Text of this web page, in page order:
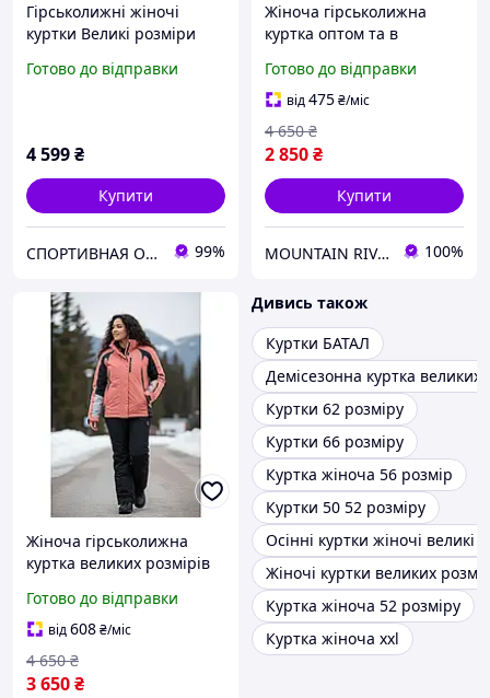
Гірськолижні жіночі
куртки Великі розміри
Готово до відправки
4 599₴
Купити
СПОРТИВНАЯ ОДЕЖДА ДЛЯ ВСЕЙ СЕМЬИ 99%
Жіноча гірськолижна
куртка оптом та в
Готово до відправки
від475₴/міс
2 850₴
4 650 ₴
Купити
MOUNTAIN RIVER 100%
Жіноча гірськолижна
куртка великих розмірів
Готово до відправки
від608₴/міс
3 650₴
4 650 ₴
Дивись також
Куртки БАТАЛ
Демісезонна куртка великих
Куртки 62 розміру
Куртки 66 розміру
Куртка жіноча 56 розмір
Куртки 50 52 розміру
Осінні куртки жіночі великі
Жіночі куртки великих
Куртка жіноча 52 розміру
Куртка жіноча xxl